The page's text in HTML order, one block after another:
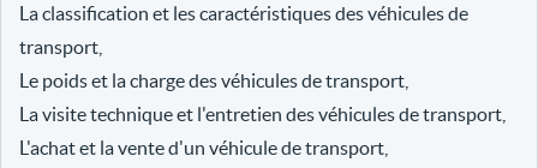
La classification et les caractéristiques des véhicules de
transport,
Le poids et la charge des véhicules de transport,
La visite technique et l'entretien des véhicules de transport,
L'achat et la vente d'un véhicule de transport,